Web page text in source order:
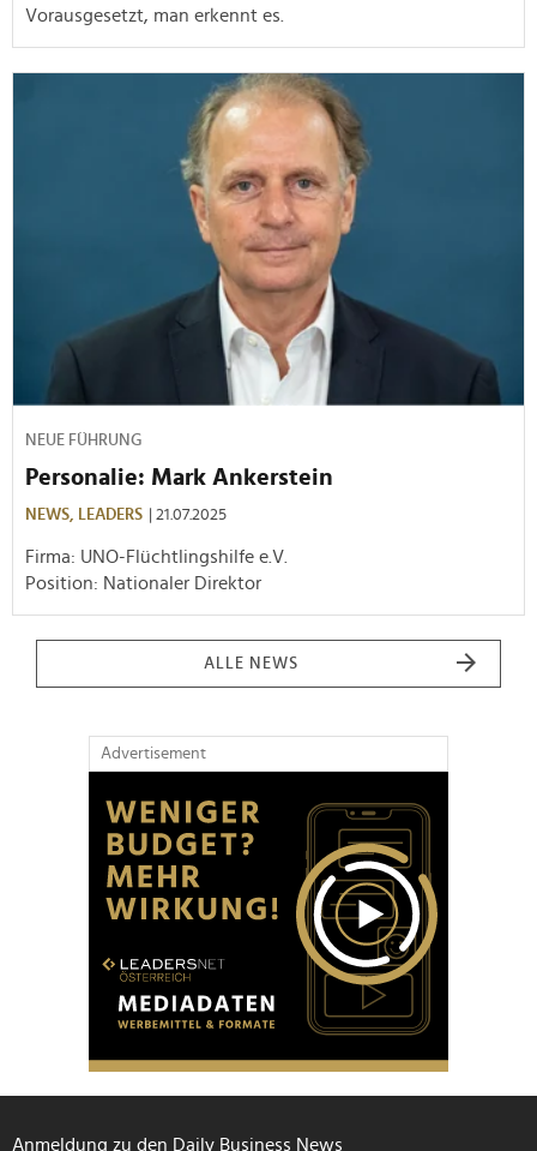
Vorausgesetzt, man erkennt es.
NEUE FÜHRUNG
Personalie: Mark Ankerstein
NEWS, LEADERS | 21.07.2025
Firma: UNO-Flüchtlingshilfe e.V.
Position: Nationaler Direktor
ALLE NEWS
Advertisement
Anmeldung zu den Daily Business News